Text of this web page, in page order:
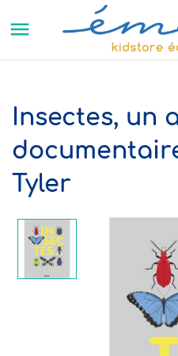

Insectes, un
Tyler